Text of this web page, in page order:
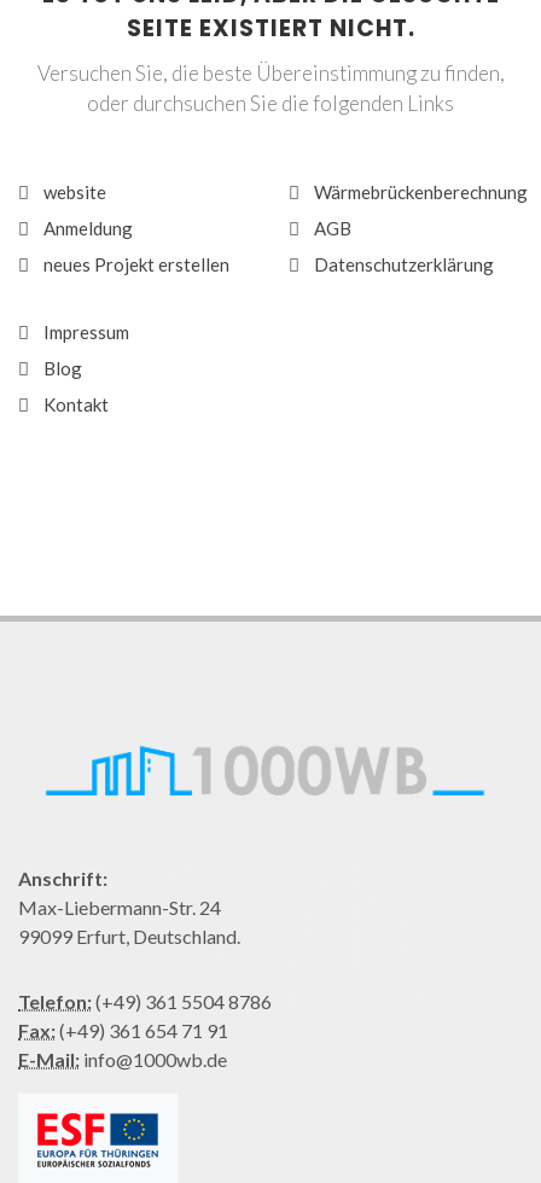
SEITE EXISTIERT NICHT.
Versuchen Sie, die beste Übereinstimmung zu finden,
oder durchsuchen Sie die folgenden Links
website
Anmeldung
neues Projekt erstellen
Wärmebrückenberechnung
AGB
Datenschutzerklärung
Impressum
Blog
Kontakt
Anschrift:
Max-Liebermann-Str. 24
99099 Erfurt, Deutschland.
Telefon:(+49) 361 5504 8786
Fax:(+49) 361 654 71 91
E-Mail: info@1000wb.de